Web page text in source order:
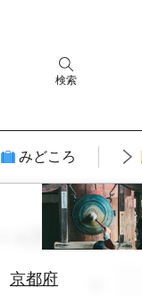
検索
みどころ
京都府